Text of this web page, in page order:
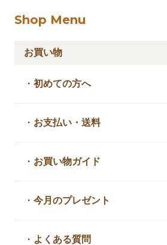
Shop Menu
お買い物
・初めての方へ
・ お支払い・送料
・ お買い物ガイド
・今月のプレゼント
・ よくある質問